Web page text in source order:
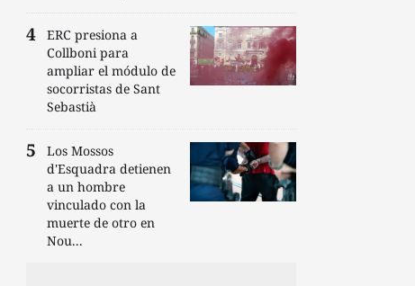
ERC presiona a
Collboni para
ampliar el módulo de
socorristas de Sant
Sebastià
Los Mossos
d'Esquadra detienen
a un hombre
vinculado con la
muerte de otro en
Nou...